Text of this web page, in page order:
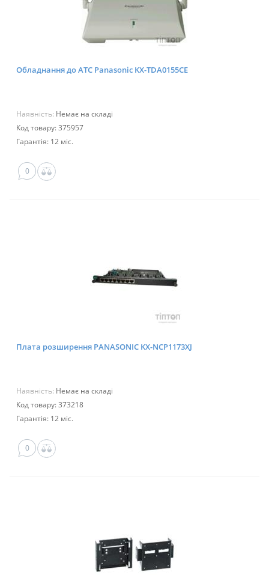
Обладнання до АТС Panasonic KX-TDA0155CE
Наявність: Немає на складі
Код товару: 375957
Гарантія: 12 міс.
0
Плата розширення PANASONIC KX-NCP1173XJ
Наявність: Немає на складі
Код товару: 373218
Гарантія: 12 міс.
0